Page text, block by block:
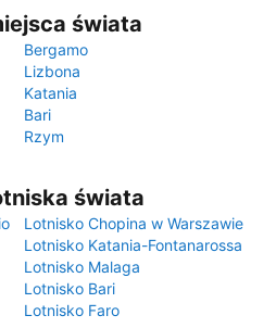
świata
Bergamo
Lizbona
Katania
Bari
Rzym
świata
Lotnisko Chopina w Warszawie
Lotnisko Katania-Fontanarossa
Lotnisko Malaga
Lotnisko Bari
Lotnisko Faro